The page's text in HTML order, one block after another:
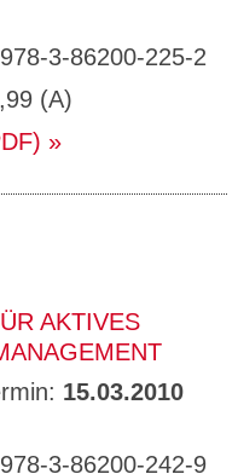
3-86200-225-2
(A)
AKTIVES
15.03.2010
3-86200-242-9